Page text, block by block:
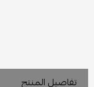
تفاصيل المنتج